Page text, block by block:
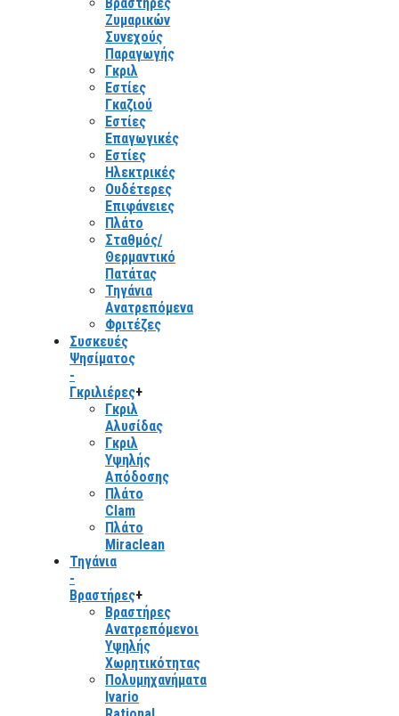
Ζυμαρικών
Συνεχούς
Παραγωγής
Γκριλ
Εστίες
Γκαζιού
Εστίες
Επαγωγικές
Εστίες
Ηλεκτρικές
Ουδέτερες
Επιφάνειες
Πλάτο
Σταθμός/
Θερμαντικό
Πατάτας
Τηγάνια
Ανατρεπόμενα
Φριτέζες
Συσκευές
Ψησίματος
-
Γκριλιέρες+
Γκριλ
Αλυσίδας
Γκριλ
Υψηλής
Απόδοσης
Πλάτο
Clam
Πλάτο
Miraclean
Τηγάνια
-
Βραστήρες+
Βραστήρες
Ανατρεπόμενοι
Υψηλής
Χωρητικότητας
Πολυμηχανήματα
Ivario